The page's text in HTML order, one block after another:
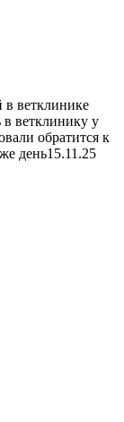
в ветклинике
в ветклинику у
обратится к
день15.11.25